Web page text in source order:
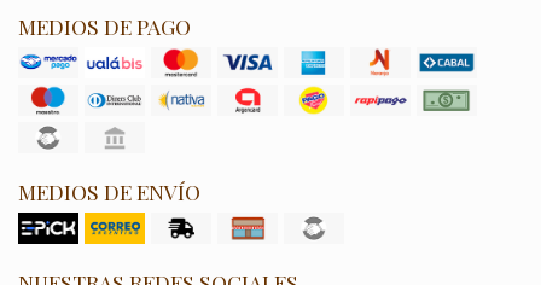
MEDIOS DE PAGO
MEDIOS DE ENVÍO